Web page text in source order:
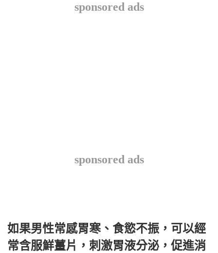
sponsored ads
sponsored ads
如果男性常感胃寒、食慾不振，可以經
常含服鮮薑片，刺激胃液分泌，促進消